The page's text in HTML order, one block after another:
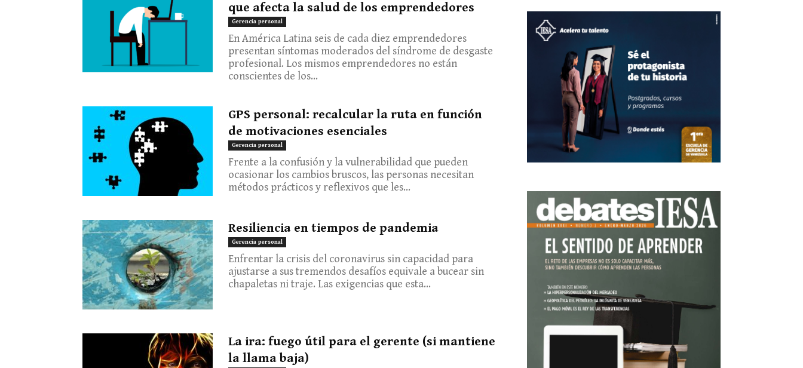
que afecta la salud de los emprendedores
Gerencia personal
En América Latina seis de cada diez emprendedores
presentan síntomas moderados del síndrome de desgaste
profesional. Los mismos emprendedores no están
conscientes de los...
GPS personal: recalcular la ruta en función
de motivaciones esenciales
Gerencia personal
Frente a la confusión y la vulnerabilidad que pueden
ocasionar los cambios bruscos, las personas necesitan
métodos prácticos y reflexivos que les...
Resiliencia en tiempos de pandemia
Gerencia personal
Enfrentar la crisis del coronavirus sin capacidad para
ajustarse a sus tremendos desafíos equivale a bucear sin
chapaletas ni traje. Las exigencias que esta...
La ira: fuego útil para el gerente (si mantiene
la llama baja)